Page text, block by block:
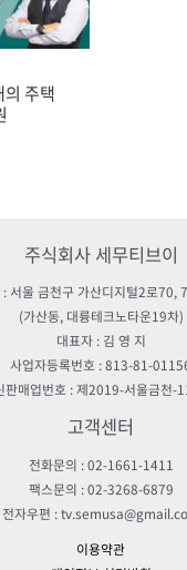
주택
주식회사 세무티브이
: 서울 금천구 가산디지털2로70,
(가산동, 대륭테크노타운19차)
대표자 : 김 영 지
사업자등록번호 : 813-81-
판매업번호 : 제2019-서울금천-
고객센터
전화문의 : 02-1661-1411
팩스문의 : 02-3268-6879
전자우편 :
이용약관